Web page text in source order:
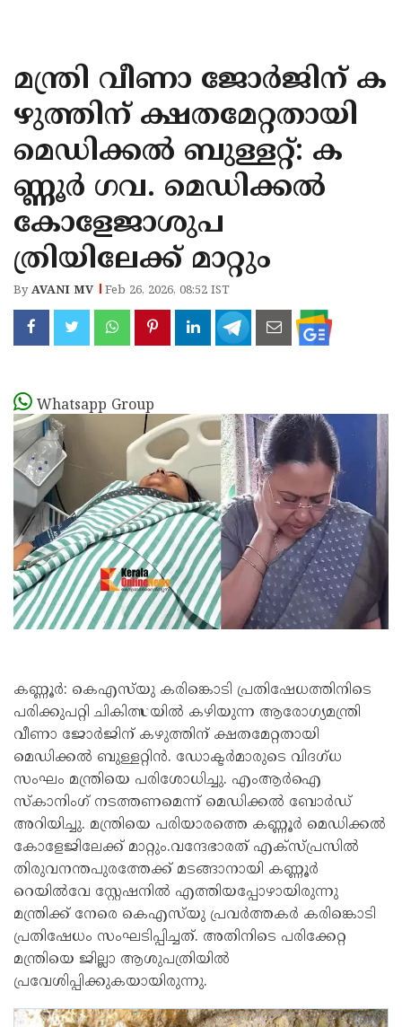
KANNUR
KASARAGOD
മന്ത്രി വീണാ ജോർജിന് ക
ഴുത്തിന് ക്ഷതമേറ്റതായി
മെഡിക്കൽ ബുള്ളറ്റ്: ക
ണ്ണൂർ ഗവ. മെഡിക്കൽ
കോളേജാശുപ
ത്രിയിലേക്ക് മാറ്റും
ByAVANI MV Feb 26, 2026, 08:52 IST
Whatsapp Group
കണ്ണൂര്‍: കെഎസ്‌യു കരിങ്കൊടി പ്രതിഷേധത്തിനിടെ
പരിക്കുപറ്റി ചികിത്സയില്‍ കഴിയുന്ന ആരോഗ്യമന്ത്രി
വീണാ ജോര്‍ജിന് കഴുത്തിന് ക്ഷതമേറ്റതായി
മെഡിക്കല്‍ ബുള്ളറ്റിന്‍. ഡോക്ടര്‍മാരുടെ വിദഗ്ധ
സംഘം മന്ത്രിയെ പരിശോധിച്ചു. എംആര്‍ഐ
സ്‌കാനിംഗ് നടത്തണമെന്ന് മെഡിക്കല്‍ ബോര്‍ഡ്
അറിയിച്ചു. മന്ത്രിയെ പരിയാരത്തെ കണ്ണൂർ മെഡിക്കല്‍
കോളേജിലേക്ക് മാറ്റും.വന്ദേഭാരത് എക്‌സ്പ്രസില്‍
തിരുവനന്തപുരത്തേക്ക് മടങ്ങാനായി കണ്ണൂര്‍
റെയില്‍വേ സ്റ്റേഷനില്‍ എത്തിയപ്പോഴായിരുന്നു
മന്ത്രിക്ക് നേരെ കെഎസ്‌യു പ്രവര്‍ത്തകര്‍ കരിങ്കൊടി
പ്രതിഷേധം സംഘടിപ്പിച്ചത്. അതിനിടെ പരിക്കേറ്റ
മന്ത്രിയെ ജില്ലാ ആശുപത്രിയില്‍
പ്രവേശിപ്പിക്കുകയായിരുന്നു.